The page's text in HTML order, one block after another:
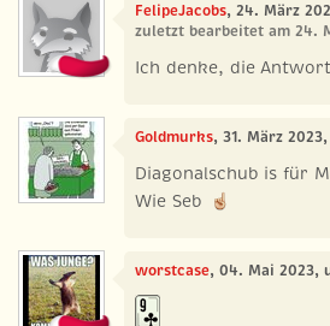
FelipeJacobs, 24. März
zuletzt bearbeitet am 24.
Ich denke, die
Goldmurks, 31. März 2023,
Diagonalschub is für
Wie Seb
worstcase, 04. Mai 2023,